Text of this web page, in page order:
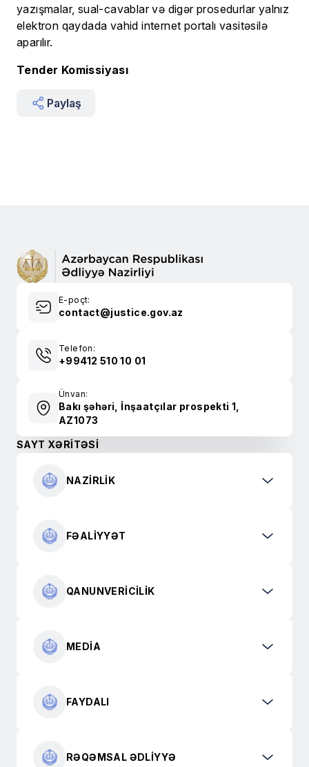
yazışmalar, sual-cavablar və digər prosedurlar yalnız
elektron qaydada vahid internet portalı vasitəsilə
aparılır.
Tender Komissiyası
Paylaş
E-poçt:
contact@justice.gov.az
Telefon:
+99412 510 10 01
Ünvan:
Bakı şəhəri, İnşaatçılar prospekti 1,
AZ1073
SAYT XƏRİTƏSİ
NAZIRLIK
FƏALIYYƏT
QANUNVERICILIK
MEDIA
FAYDALI
RƏQƏMSAL ƏDLIYYƏ